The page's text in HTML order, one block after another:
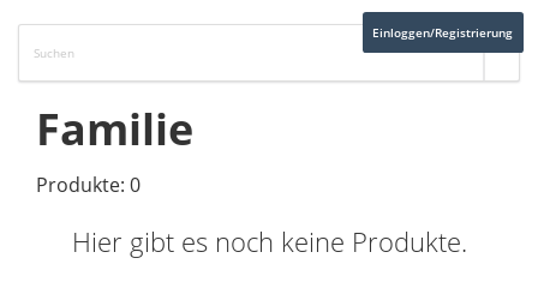
Einloggen/Registrierung
Familie
Produkte: 0
Hier gibt es noch keine Produkte.